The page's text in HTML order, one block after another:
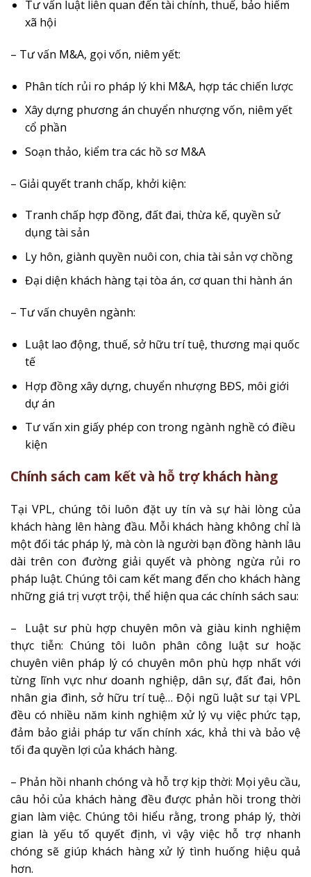
Tư vấn luật liên quan đến tài chính, thuế, bảo hiểm
xã hội
– Tư vấn M&A, gọi vốn, niêm yết:
Phân tích rủi ro pháp lý khi M&A, hợp tác chiến lược
Xây dựng phương án chuyển nhượng vốn, niêm yết
cổ phần
Soạn thảo, kiểm tra các hồ sơ M&A
– Giải quyết tranh chấp, khởi kiện:
Tranh chấp hợp đồng, đất đai, thừa kế, quyền sử
dụng tài sản
Ly hôn, giành quyền nuôi con, chia tài sản vợ chồng
Đại diện khách hàng tại tòa án, cơ quan thi hành án
– Tư vấn chuyên ngành:
Luật lao động, thuế, sở hữu trí tuệ, thương mại quốc
tế
Hợp đồng xây dựng, chuyển nhượng BĐS, môi giới
dự án
Tư vấn xin giấy phép con trong ngành nghề có điều
kiện
Chính sách cam kết và hỗ trợ khách hàng
Tại VPL, chúng tôi luôn đặt uy tín và sự hài lòng của
khách hàng lên hàng đầu. Mỗi khách hàng không chỉ là
một đối tác pháp lý, mà còn là người bạn đồng hành lâu
dài trên con đường giải quyết và phòng ngừa rủi ro
pháp luật. Chúng tôi cam kết mang đến cho khách hàng
những giá trị vượt trội, thể hiện qua các chính sách sau:
– Luật sư phù hợp chuyên môn và giàu kinh nghiệm
thực tiễn: Chúng tôi luôn phân công luật sư hoặc
chuyên viên pháp lý có chuyên môn phù hợp nhất với
từng lĩnh vực như doanh nghiệp, dân sự, đất đai, hôn
nhân gia đình, sở hữu trí tuệ… Đội ngũ luật sư tại VPL
đều có nhiều năm kinh nghiệm xử lý vụ việc phức tạp,
đảm bảo giải pháp tư vấn chính xác, khả thi và bảo vệ
tối đa quyền lợi của khách hàng.
– Phản hồi nhanh chóng và hỗ trợ kịp thời: Mọi yêu cầu,
câu hỏi của khách hàng đều được phản hồi trong thời
gian làm việc. Chúng tôi hiểu rằng, trong pháp lý, thời
gian là yếu tố quyết định, vì vậy việc hỗ trợ nhanh
chóng sẽ giúp khách hàng xử lý tình huống hiệu quả
hơn.